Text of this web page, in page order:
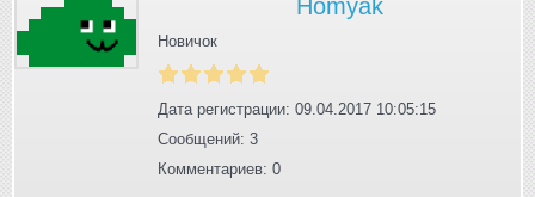
Homyak
Новичок
Дата регистрации: 09.04.2017 10:05:15
Сообщений: 3
Комментариев: 0